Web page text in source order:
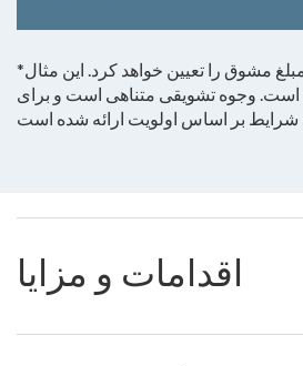
*حوزه کاری پروژه کل مبلغ مشوق را تعیین خواهد کرد. این مثال
است. وجوه تشویقی متناهی است و برای
اقدامات و مزایا